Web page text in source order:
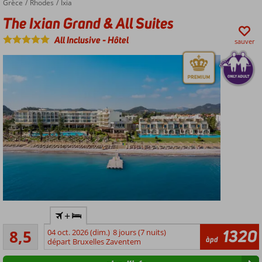
Americas
Séjour
luxueuses
Accueil
Grèce Rhodes Ixia
The Ixian Grand & All Suites
The Ixian Grand & All Suites
All Inclusive-Hôtel sauver
uniquement
: âge
minimum
18 ans
8,5Recommandé
42
commentaires
+
04 oct. 2026 (dim.) 8 jours (7 nuits)
départ Bruxelles Zaventem
àpd 1320